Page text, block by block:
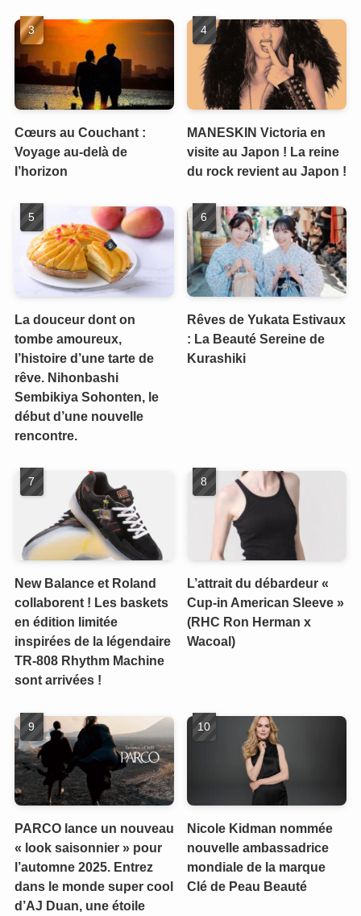
Cœurs au Couchant :
Voyage au-delà de
l’horizon
MANESKIN Victoria en
visite au Japon ! La reine
du rock revient au Japon !
La douceur dont on
tombe amoureux,
l’histoire d’une tarte de
rêve. Nihonbashi
Sembikiya Sohonten, le
début d’une nouvelle
rencontre.
Rêves de Yukata Estivaux
: La Beauté Sereine de
Kurashiki
New Balance et Roland
collaborent ! Les baskets
en édition limitée
inspirées de la légendaire
TR-808 Rhythm Machine
sont arrivées !
L’attrait du débardeur «
Cup-in American Sleeve »
(RHC Ron Herman x
Wacoal)
PARCO lance un nouveau
« look saisonnier » pour
l’automne 2025. Entrez
dans le monde super cool
d’AJ Duan, une étoile
Nicole Kidman nommée
nouvelle ambassadrice
mondiale de la marque
Clé de Peau Beauté